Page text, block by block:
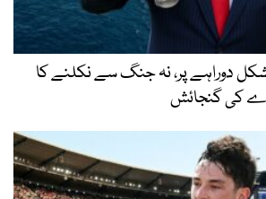
دوراہے پر، نہ جنگ سے نکلنے کا
کی گنجائش